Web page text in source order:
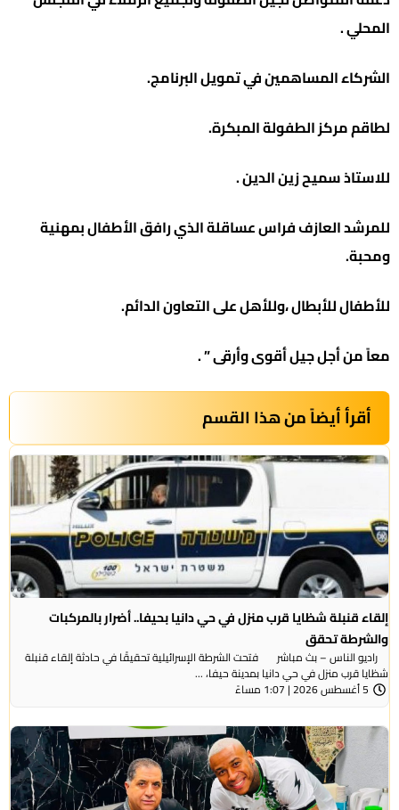
المحلي .
الشركاء المساهمين في تمويل البرنامج.
لطاقم مركز الطفولة المبكرة.
للاستاذ سميح زين الدين .
للمرشد العازف فراس عساقلة الذي رافق الأطفال بمهنية
ومحبة.
للأطفال للأبطال ،وللأهل على التعاون الدائم.
معاً من أجل جيل أقوى وأرقى ” .
أقرأ أيضاً من هذا القسم
إلقاء قنبلة شظايا قرب منزل في حي دانيا بحيفا.. أضرار بالمركبات
والشرطة تحقق
راديو الناس – بث مباشر فتحت الشرطة الإسرائيلية تحقيقًا في حادثة إلقاء قنبلة
شظايا قرب منزل في حي دانيا بمدينة حيفا، ...
5 أغسطس 2026 | 1:07 مساءً